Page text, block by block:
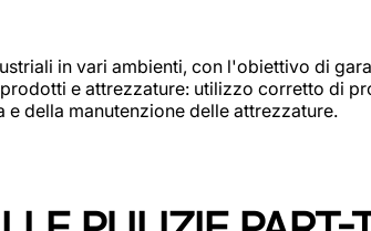
in vari ambienti, con l'obiettivo di
e attrezzature: utilizzo corretto di
della manutenzione delle attrezzature.